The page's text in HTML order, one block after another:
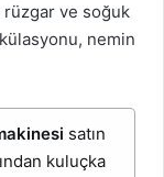
rüzgar ve soğuk
nemin
satın
kuluçka